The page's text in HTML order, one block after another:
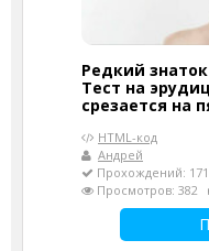
Редкий
Тест на
срезается на
HTML-код
Андрей
Прохождений: 171
Просмотров: 382